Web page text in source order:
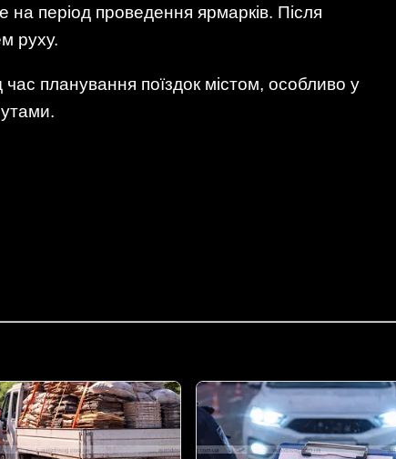
на період проведення ярмарків. Після
руху.
планування поїздок містом, особливо у